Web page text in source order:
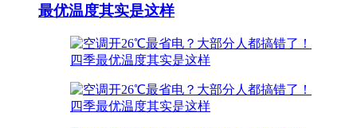
最优温度其实是这样